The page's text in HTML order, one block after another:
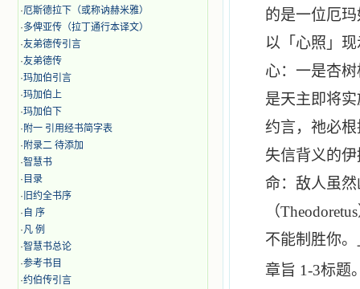
·厄斯德拉下（或称讷赫米雅）
·多俾亚传（拉丁通行本译文）
·友弟德传引言
·友弟德传
·玛加伯引言
·玛加伯上
·玛加伯下
· 附一 引用经书简字表
· 附录二 待添加
·智慧书
· 目录
· 旧约全书序
· 自 序
·凡 例
·智慧书总论
·参考书目
·约伯传引言
的是一位厄
以「心照」
心：一是杏
是天主即将
约言，祂必
失信背义的
命：敌人虽
（Theodoretus
不能制胜你。
章旨 1-3标题